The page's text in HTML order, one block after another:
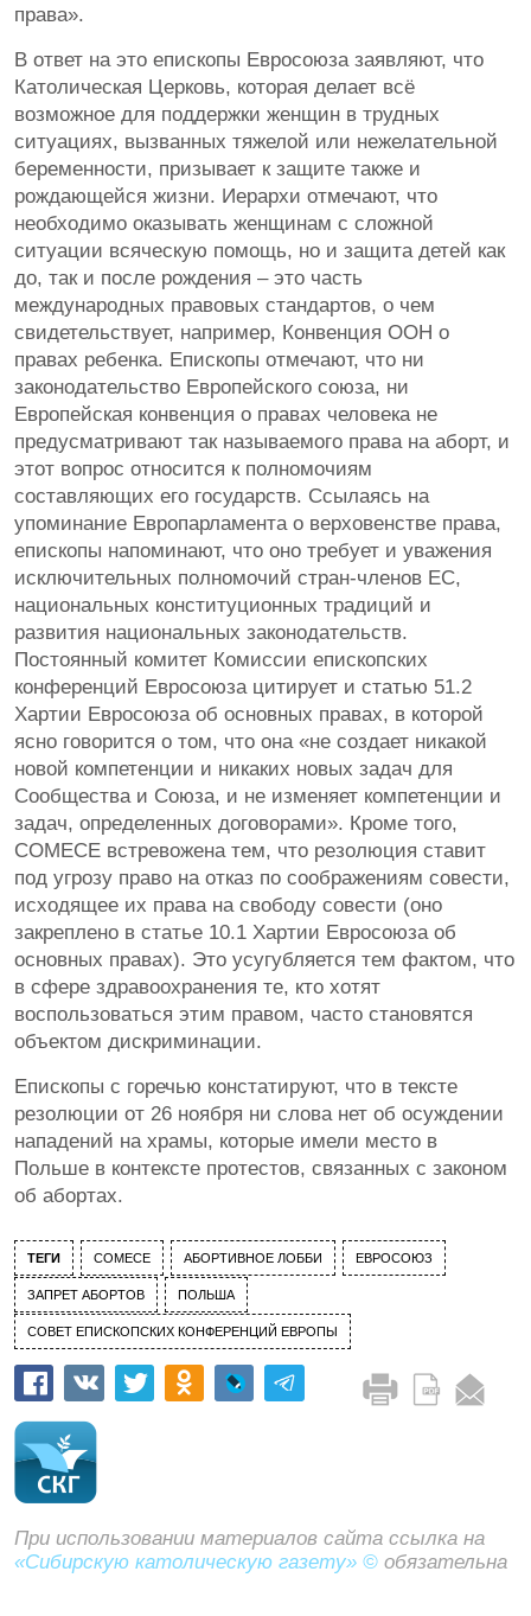
права».
В ответ на это епископы Евросоюза заявляют, что
Католическая Церковь, которая делает всё
возможное для поддержки женщин в трудных
ситуациях, вызванных тяжелой или нежелательной
беременности, призывает к защите также и
рождающейся жизни. Иерархи отмечают, что
необходимо оказывать женщинам с сложной
ситуации всяческую помощь, но и защита детей как
до, так и после рождения – это часть
международных правовых стандартов, о чем
свидетельствует, например, Конвенция ООН о
правах ребенка. Епископы отмечают, что ни
законодательство Европейского союза, ни
Европейская конвенция о правах человека не
предусматривают так называемого права на аборт, и
этот вопрос относится к полномочиям
составляющих его государств. Ссылаясь на
упоминание Европарламента о верховенстве права,
епископы напоминают, что оно требует и уважения
исключительных полномочий стран-членов ЕС,
национальных конституционных традиций и
развития национальных законодательств.
Постоянный комитет Комиссии епископских
конференций Евросоюза цитирует и статью 51.2
Хартии Евросоюза об основных правах, в которой
ясно говорится о том, что она «не создает никакой
новой компетенции и никаких новых задач для
Сообщества и Союза, и не изменяет компетенции и
задач, определенных договорами». Кроме того,
СОМЕСЕ встревожена тем, что резолюция ставит
под угрозу право на отказ по соображениям совести,
исходящее их права на свободу совести (оно
закреплено в статье 10.1 Хартии Евросоюза об
основных правах). Это усугубляется тем фактом, что
в сфере здравоохранения те, кто хотят
воспользоваться этим правом, часто становятся
объектом дискриминации.
Епископы с горечью констатируют, что в тексте
резолюции от 26 ноября ни слова нет об осуждении
нападений на храмы, которые имели место в
Польше в контексте протестов, связанных с законом
об абортах.
ТЕГИ COMECE АБОРТИВНОЕ ЛОББИ ЕВРОСОЮЗ
ЗАПРЕТ АБОРТОВ ПОЛЬША
СОВЕТ ЕПИСКОПСКИХ КОНФЕРЕНЦИЙ ЕВРОПЫ
При использовании материалов сайта ссылка на
«Сибирскую католическую газету» © обязательна